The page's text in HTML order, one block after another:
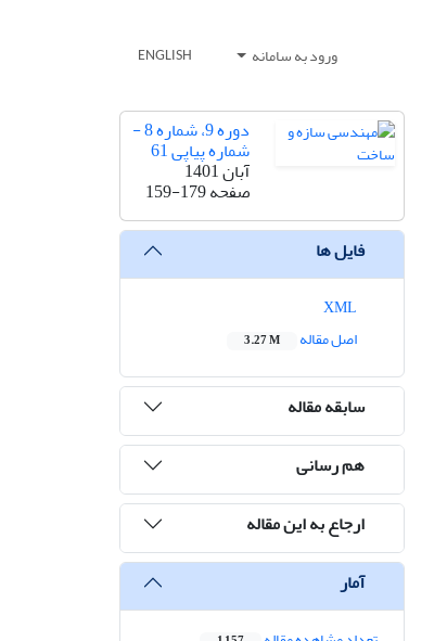
ورود به سامانه ENGLISH
دوره 9، شماره 8 -
شماره پیاپی 61
آبان 1401
صفحه159-179
فایل ها
اصل مقاله
3.27 M
سابقه مقاله
هم رسانی
ارجاع به این مقاله
آمار